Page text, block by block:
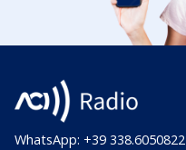
WhatsApp: +39 338.6050822